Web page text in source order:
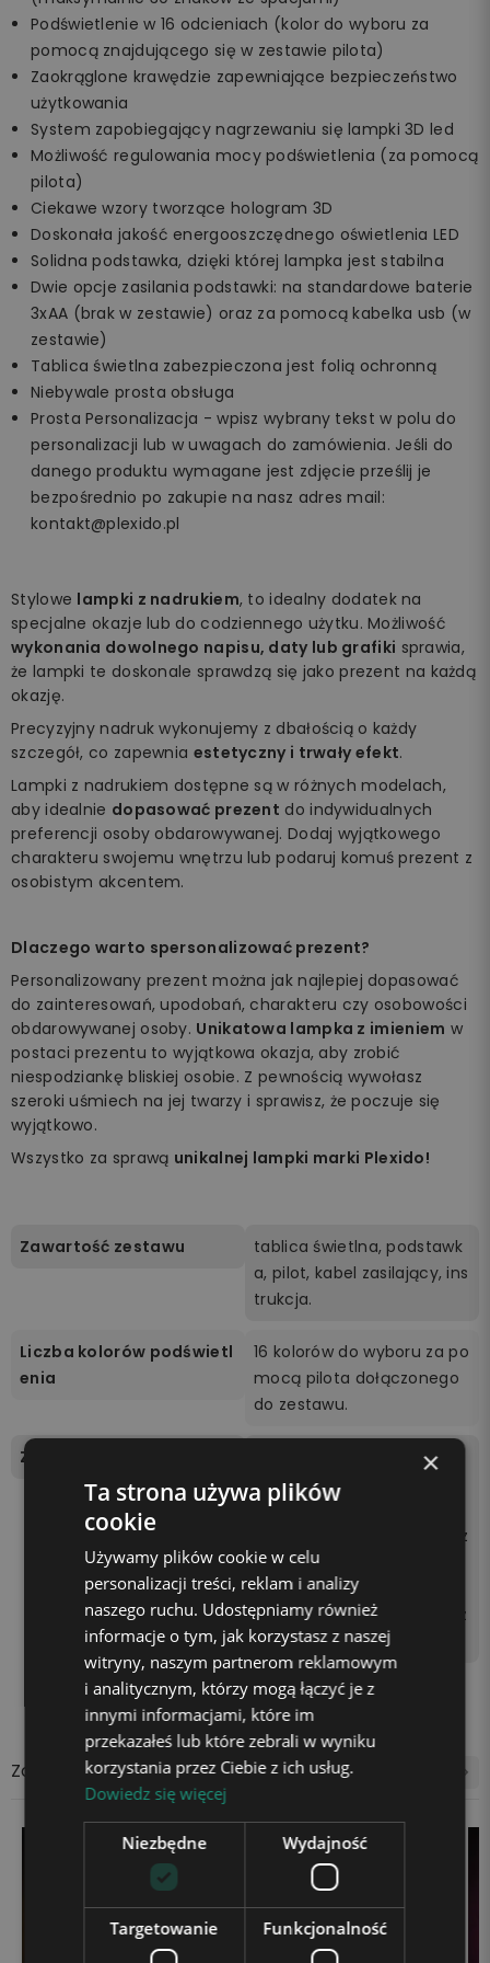
Podświetlenie w 16 odcieniach (kolor do wyboru za
pomocą znajdującego się w zestawie pilota)
Zaokrąglone krawędzie zapewniające bezpieczeństwo
użytkowania
System zapobiegający nagrzewaniu się lampki 3D led
Możliwość regulowania mocy podświetlenia (za pomocą
pilota)
Ciekawe wzory tworzące hologram 3D
Doskonała jakość energooszczędnego oświetlenia LED
Solidna podstawka, dzięki której lampka jest stabilna
Dwie opcje zasilania podstawki: na standardowe baterie
3xAA (brak w zestawie) oraz za pomocą kabelka usb (w
zestawie)
Tablica świetlna zabezpieczona jest folią ochronną
Niebywale prosta obsługa
Prosta Personalizacja - wpisz wybrany tekst w polu do
personalizacji lub w uwagach do zamówienia. Jeśli do
danego produktu wymagane jest zdjęcie prześlij je
bezpośrednio po zakupie na nasz adres mail:
kontakt@plexido.pl
Stylowe lampki z nadrukiem, to idealny dodatek na
specjalne okazje lub do codziennego użytku. Możliwość
wykonania dowolnego napisu, daty lub grafiki sprawia,
że lampki te doskonale sprawdzą się jako prezent na każdą
okazję.
Precyzyjny nadruk wykonujemy z dbałością o każdy
szczegół, co zapewnia estetyczny i trwały efekt.
Lampki z nadrukiem dostępne są w różnych modelach,
aby idealnie dopasować prezent do indywidualnych
preferencji osoby obdarowywanej. Dodaj wyjątkowego
charakteru swojemu wnętrzu lub podaruj komuś prezent z
osobistym akcentem.
Dlaczego warto spersonalizować prezent?
Personalizowany prezent można jak najlepiej dopasować
do zainteresowań, upodobań, charakteru czy osobowości
obdarowywanej osoby. Unikatowa lampka z imieniem w
postaci prezentu to wyjątkowa okazja, aby zrobić
niespodziankę bliskiej osobie. Z pewnością wywołasz
szeroki uśmiech na jej twarzy i sprawisz, że poczuje się
wyjątkowo.
Wszystko za sprawą unikalnej lampki marki Plexido!
Zawartość zestawu
tablica świetlna, podstawk
a, pilot, kabel zasilający, ins
trukcja.
Liczba kolorów podświetl
enia
16 kolorów do wyboru za po
mocą pilota dołączonego
do zestawu.
Zasilanie
Podstawka zasilana jest be
zprzewodowo 3 bateriami
AA (brak w zestawie) lub p
oprzez podłączenie kabla z
asilającego do kontaktu z
użyciem kostki zasilającej
(np. od telefonu) lub gniaz
da USB w laptopie.
Zobacz także
×
Ta strona używa plików
cookie
Używamy plików cookie w celu
personalizacji treści, reklam i analizy
naszego ruchu. Udostępniamy również
informacje o tym, jak korzystasz z naszej
witryny, naszym partnerom reklamowym
i analitycznym, którzy mogą łączyć je z
innymi informacjami, które im
przekazałeś lub które zebrali w wyniku
korzystania przez Ciebie z ich usług.
Dowiedz się więcej
Niezbędne Wydajność
Targetowanie Funkcjonalność